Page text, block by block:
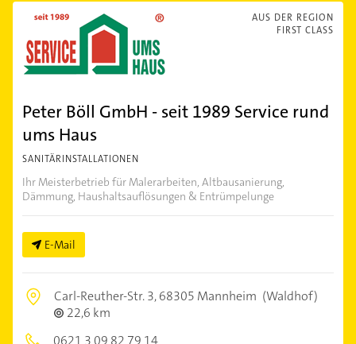
AUS DER REGION
FIRST CLASS
Peter Böll GmbH - seit 1989 Service rund
ums Haus
SANITÄRINSTALLATIONEN
Ihr Meisterbetrieb für Malerarbeiten, Altbausanierung,
Dämmung, Haushaltsauflösungen & Entrümpelunge
E-Mail
Carl-Reuther-Str. 3,68305 Mannheim (Waldhof)
22,6 km